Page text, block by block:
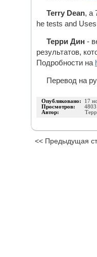
Terry Dean, a
he tests and
Терри Дин -
результатов,
Подробности на
Перевод на
Опубликовано: 17
Просмотров: 4803
Автор:
<< Предыдущая